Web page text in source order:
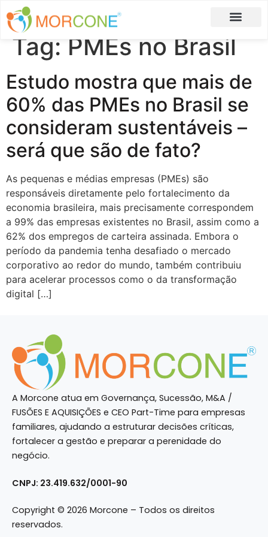
Tag: PMEs no Brasil
Estudo mostra que mais de
60% das PMEs no Brasil se
consideram sustentáveis –
será que são de fato?
As pequenas e médias empresas (PMEs) são
responsáveis diretamente pelo fortalecimento da
economia brasileira, mais precisamente correspondem
a 99% das empresas existentes no Brasil, assim como a
62% dos empregos de carteira assinada. Embora o
período da pandemia tenha desafiado o mercado
corporativo ao redor do mundo, também contribuiu
para acelerar processos como o da transformação
digital […]
A Morcone atua em Governança, Sucessão, M&A /
FUSÕES E AQUISIÇÕES e CEO Part-Time para empresas
familiares, ajudando a estruturar decisões críticas,
fortalecer a gestão e preparar a perenidade do
negócio.
CNPJ: 23.419.632/0001-90
Copyright © 2026 Morcone – Todos os direitos
reservados.